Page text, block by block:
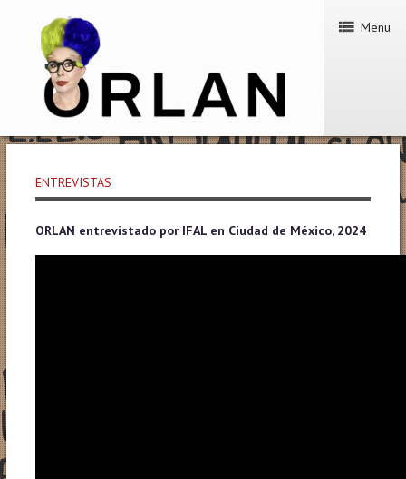
Menu
ENTREVISTAS
ORLAN entrevistado por IFAL en Ciudad de México, 2024